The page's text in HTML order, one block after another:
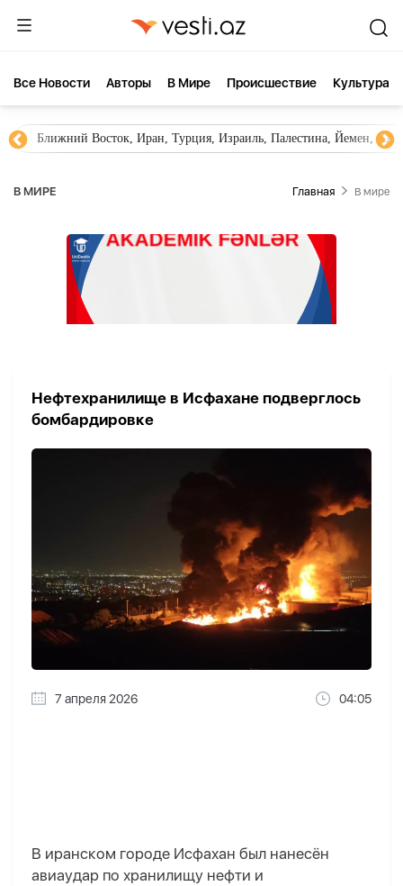
Все Новости Aвторы В Мире Происшествие Культура
Ближний Восток, Иран, Турция, Израиль, Палестина, Йемен,
В МИРЕ Главная В мире
Нефтехранилище в Исфахане подверглось
бомбардировке
7 апреля 2026 04:05
В иранском городе Исфахан был нанесён
авиаудар по хранилищу нефти и